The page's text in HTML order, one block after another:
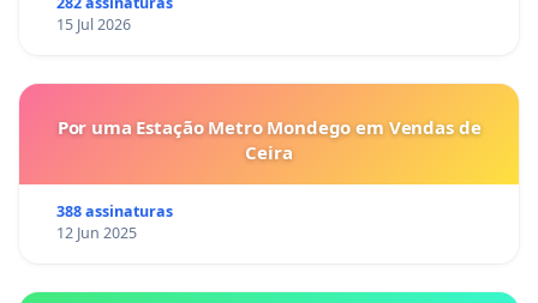
15 Jul 2026
Por uma Estação Metro Mondego em Vendas de
Ceira
388 assinaturas
12 Jun 2025